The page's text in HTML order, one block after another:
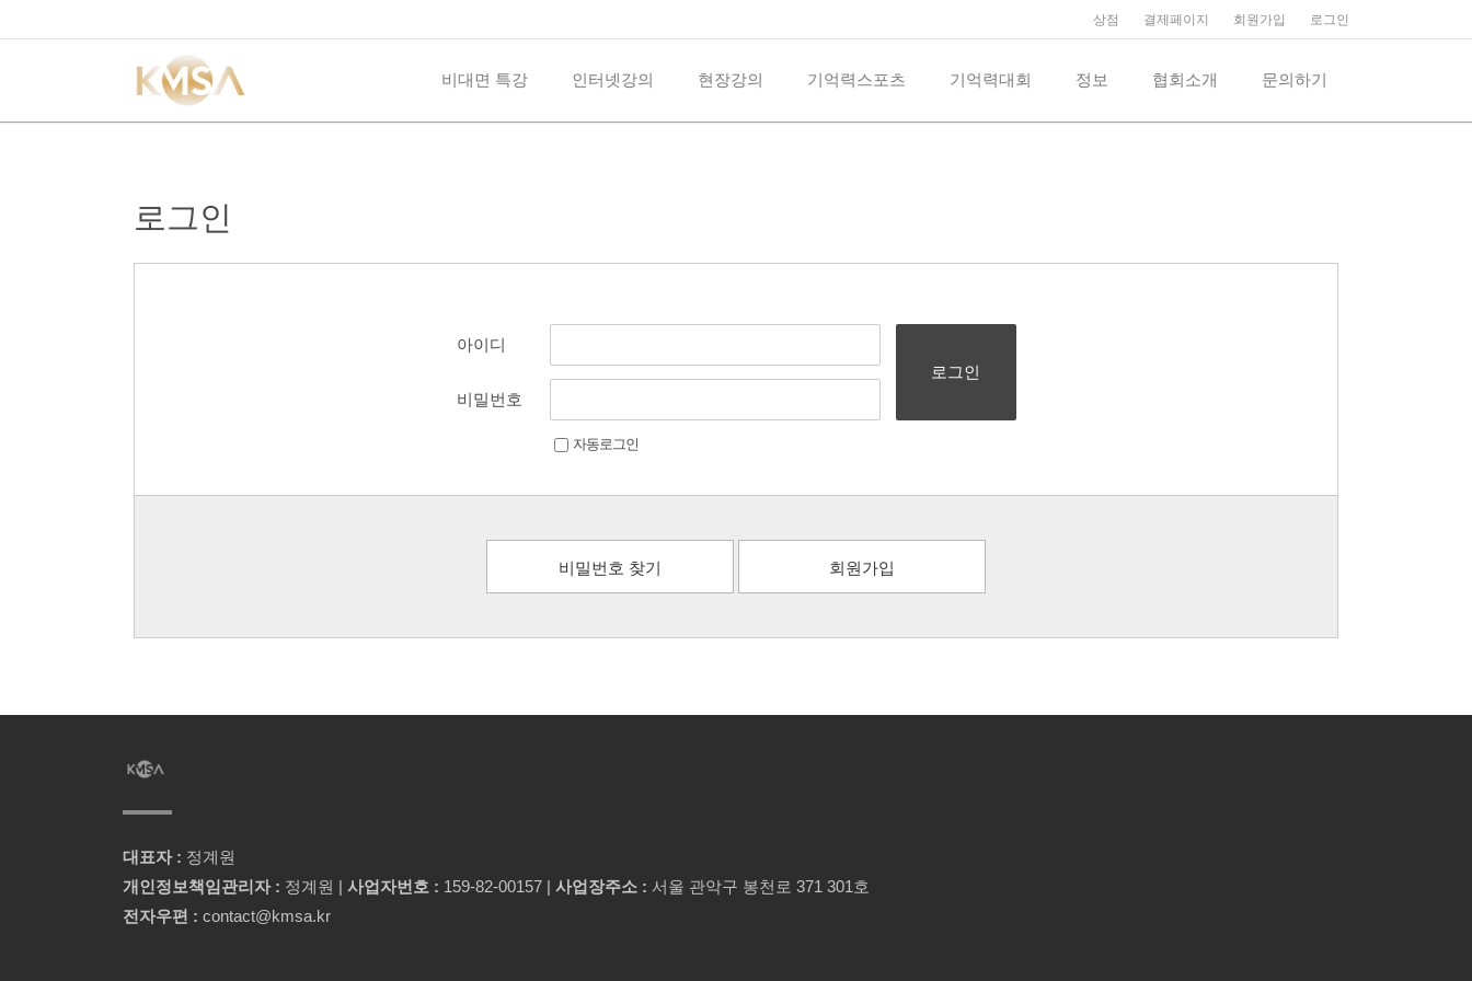
상점 결제페이지 회원가입 로그인
비대면 특강 인터넷강의 현장강의 기억력스포츠 기억력대회 정보 협회소개 문의하기
로그인
아이디
비밀번호
자동로그인
로그인
비밀번호 찾기 회원가입
대표자 : 정계원
개인정보책임관리자 : 정계원 | 사업자번호 : 159-82-00157 | 사업장주소 : 서울 관악구 봉천로 371 301호
전자우편 : contact@kmsa.kr